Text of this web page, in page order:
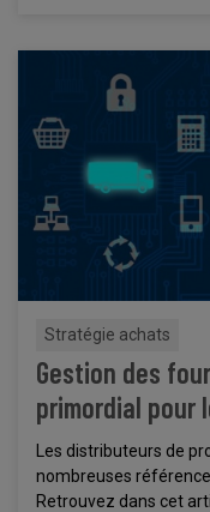
Stratégie achats
Gestion des
primordial pour
Les distributeurs de
nombreuses
Retrouvez dans cet